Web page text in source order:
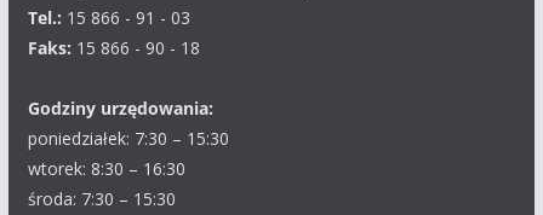
Tel.: 15 866 - 91 - 03
Faks: 15 866 - 90 - 18
Godziny urzędowania:
poniedziałek: 7:30 – 15:30
wtorek: 8:30 – 16:30
środa: 7:30 – 15:30